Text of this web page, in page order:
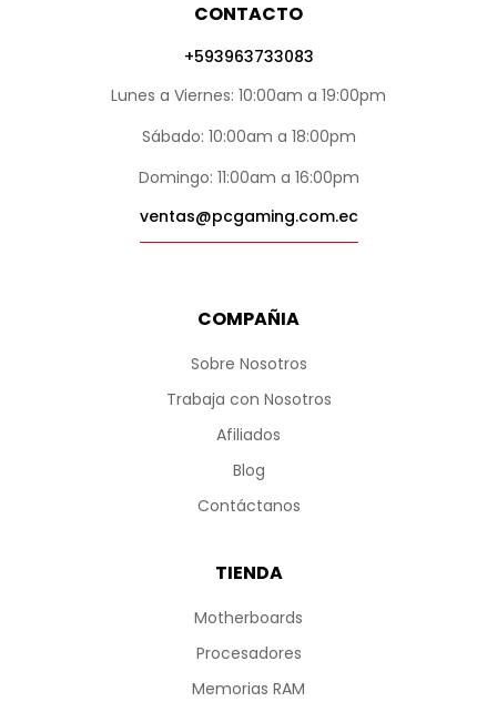
COMPAÑIA
Sobre Nosotros
Trabaja con Nosotros
Afiliados
Blog
Contáctanos
TIENDA
Motherboards
Procesadores
Memorias RAM
CONTACTO
+593963733083
Lunes a Viernes: 10:00am a 19:00pm
Sábado: 10:00am a 18:00pm
Domingo: 11:00am a 16:00pm
ventas@pcgaming.com.ec